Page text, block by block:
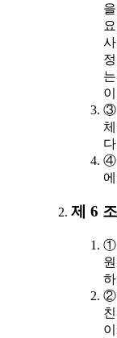
③
④
제 6
①
②